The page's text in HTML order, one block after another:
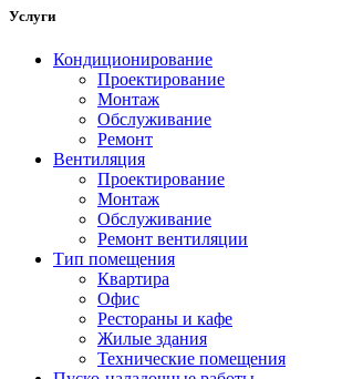
Услуги
Кондиционирование
Проектирование
Монтаж
Обслуживание
Ремонт
Вентиляция
Проектирование
Монтаж
Обслуживание
Ремонт вентиляции
Тип помещения
Квартира
Офис
Рестораны и кафе
Жилые здания
Технические помещения